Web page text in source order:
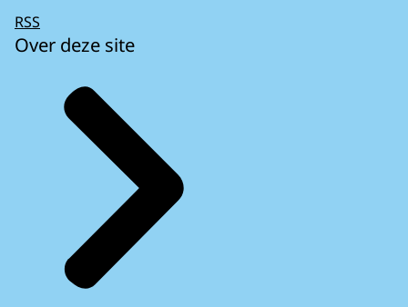
RSS
Over deze site